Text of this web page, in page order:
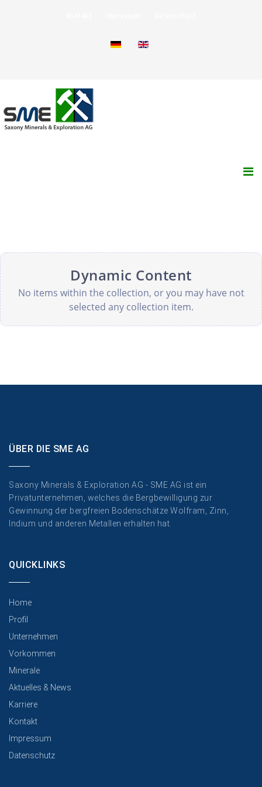
Dynamic Content
No items within the collection, or you may have not
selected any collection item.
ÜBER DIE SME AG
Saxony Minerals & Exploration AG - SME AG ist ein
Privatunternehmen, welches die Bergbewilligung zur
Gewinnung der bergfreien Bodenschätze Wolfram, Zinn,
Indium und anderen Metallen erhalten hat.
QUICKLINKS
Home
Profil
Unternehmen
Vorkommen
Minerale
Aktuelles & News
Karriere
Kontakt
Impressum
Datenschutz